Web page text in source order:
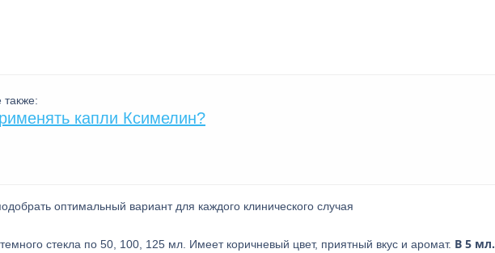
также:
капли Ксимелин?
оптимальный вариант для каждого клинического случая
стекла по 50, 100, 125 мл. Имеет коричневый цвет, приятный вкус и аромат. В 5 мл.